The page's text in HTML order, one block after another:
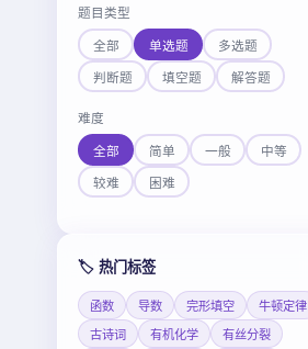
题目类型
全部
单选题
多选题
判断题
填空题 解答题
难度
全部
简单 一般
中等
较难
困难
🏷️ 热门标签
函数 导数 完形填空
牛顿定律
古诗词
有机化学
有丝分裂